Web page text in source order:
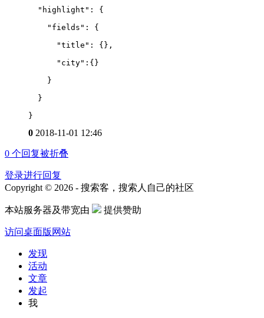
  "highlight": {
    "fields": {
      "title": {},
      "city":{}
    }
  }
}
0 2018-11-01 12:46
0 个回复被折叠
登录进行回复
Copyright © 2026 - 搜索客，搜索人自己的社区
本站服务器及带宽由 提供赞助
访问桌面版网站
发现
活动
文章
发起
我